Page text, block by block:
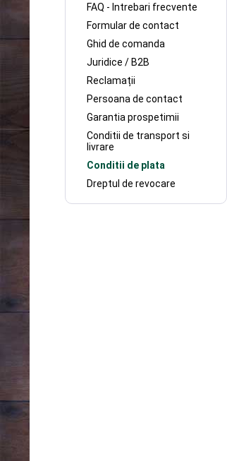
FAQ - Intrebari frecvente
Formular de contact
Ghid de comanda
Juridice / B2B
Reclamații
Persoana de contact
Garantia prospetimii
Conditii de transport si
livrare
Conditii de plata
Dreptul de revocare